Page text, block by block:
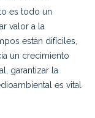
es todo un
valor a la
están difíciles,
un crecimiento
garantizar la
es vital